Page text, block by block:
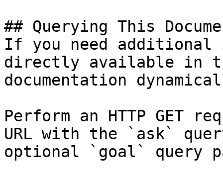
## Querying This
If you need
directly available in
documentation
Perform an HTTP GET
URL with the `ask`
optional `goal` query